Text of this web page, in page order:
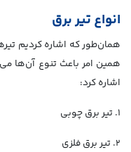
انواع تیر برق
همان‌طور که اشاره کردیم
همین امر باعث تنوع آن‌ها
اشاره کرد:
۱. تیر برق چوبی
۲. تیر برق فلزی